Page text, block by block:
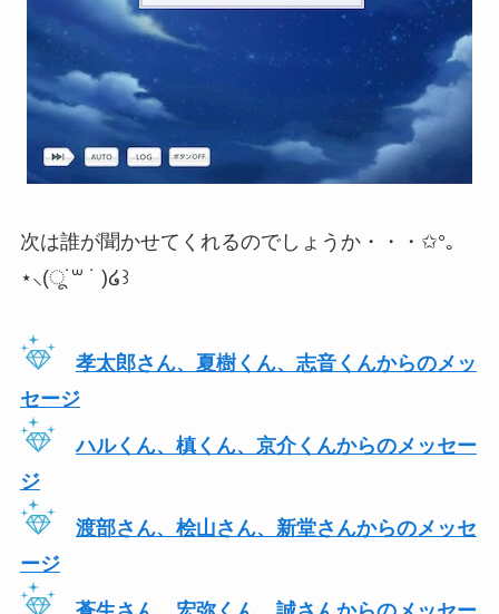
次は誰が聞かせてくれるのでしょうか・・・✩°｡
⋆⸜(ू˙꒳ ˙ )໒꒱
孝太郎さん、夏樹くん、志音くんからのメッ
セージ
ハルくん、槙くん、京介くんからのメッセー
ジ
渡部さん、桧山さん、新堂さんからのメッセ
ージ